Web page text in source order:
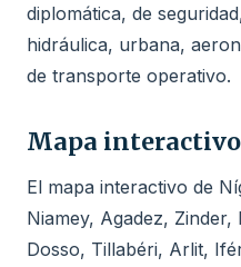
diplomática, de
hidráulica, urbana,
de transporte operativo.
Mapa
El mapa interactivo de
Niamey, Agadez,
Dosso, Tillabéri, Arlit,